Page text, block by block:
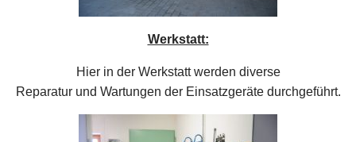
Werkstatt:
Hier in der Werkstatt werden diverse
Reparatur und Wartungen der Einsatzgeräte durchgeführt.